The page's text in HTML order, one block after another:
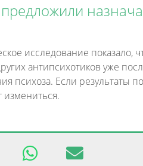
исследование показало,
антипсихотиков уже
психоза. Если результаты